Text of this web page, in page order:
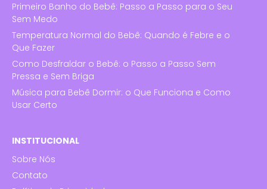
Primeiro Banho do Bebê: Passo a Passo para o Seu
Sem Medo
Temperatura Normal do Bebê: Quando é Febre e o
Que Fazer
Como Desfraldar o Bebê: o Passo a Passo Sem
Pressa e Sem Briga
Música para Bebê Dormir: o Que Funciona e Como
Usar Certo
INSTITUCIONAL
Sobre Nós
Contato